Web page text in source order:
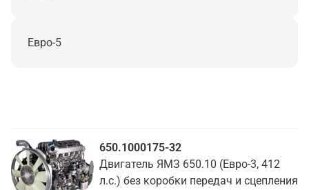
Евро-5
650.1000175-32
Двигатель ЯМЗ 650.10 (Евро-3, 412
л.с.) без коробки передач и сцепления